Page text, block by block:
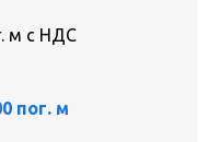
м с НДС
пог. м